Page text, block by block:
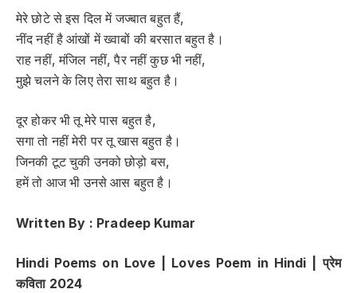
मेरे छोटे से इस दिल में जज्बात बहुत हैं,
नींद नहीं है आंखों में ख्वाबों की बरसात बहुत है।
राह नहीं, मंजिल नहीं, पैर नहीं कुछ भी नहीं,
मुझे चलने के लिए तेरा साथ बहुत है।
दूर होकर भी तू मेरे पास बहुत है,
सगा तो नहीं मेरी पर तू खास बहुत है।
जिनकी टूट चुकी उनको छोड़ो बस,
हमें तो आज भी उनसे आस बहुत है।
Written By : Pradeep Kumar
Hindi Poems on Love | Loves Poem in Hindi |प्रेम
कविता 2024